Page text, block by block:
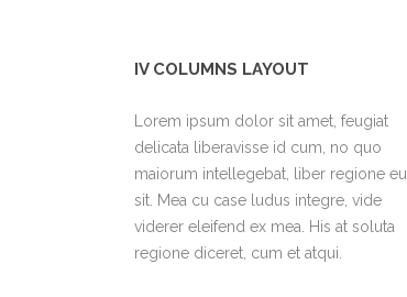
IV COLUMNS LAYOUT
Lorem ipsum dolor sit amet, feugiat
delicata liberavisse id cum, no quo
maiorum intellegebat, liber regione eu
sit. Mea cu case ludus integre, vide
viderer eleifend ex mea. His at soluta
regione diceret, cum et atqui.